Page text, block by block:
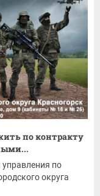
по контракту
по
округа